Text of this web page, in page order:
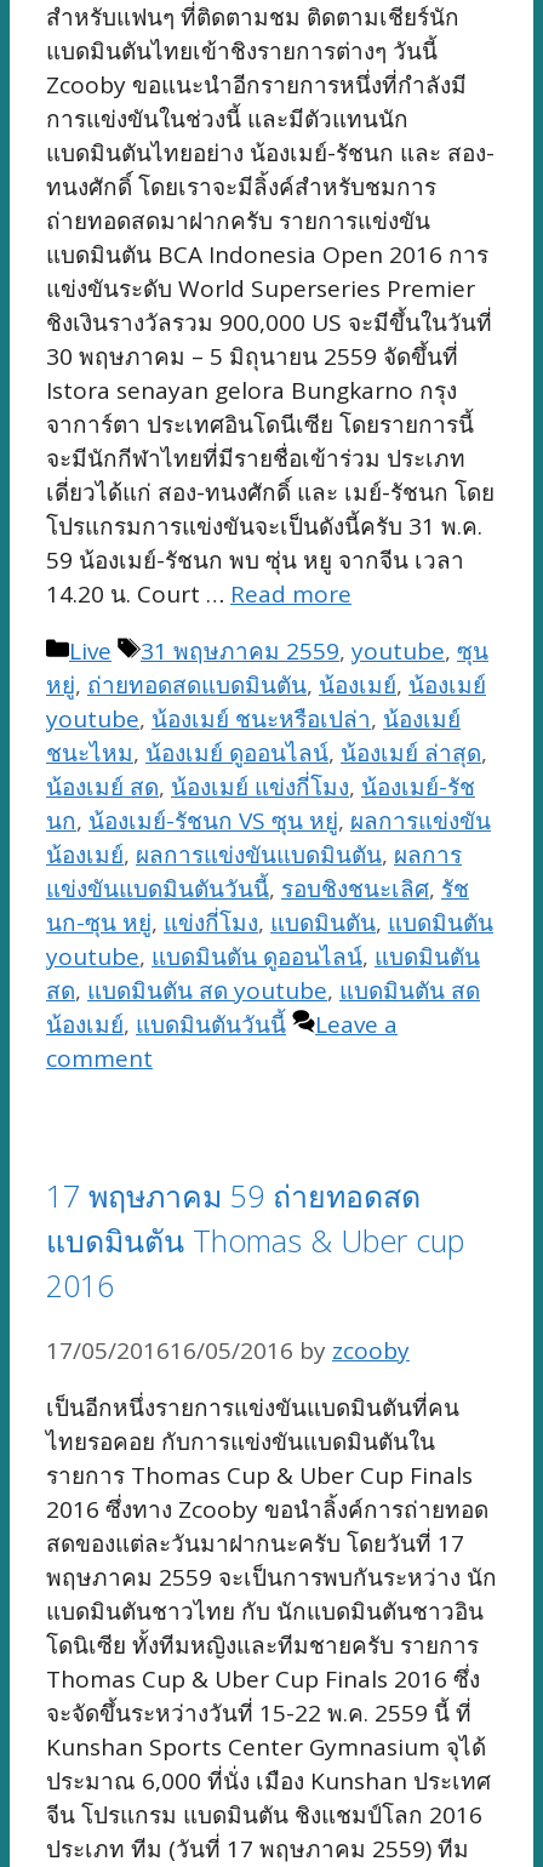
สำหรับแฟนๆ ที่ติดตามชม ติดตามเชียร์นัก
แบดมินตันไทยเข้าชิงรายการต่างๆ วันนี้
Zcooby ขอแนะนำอีกรายการหนึ่งที่กำลังมี
การแข่งขันในช่วงนี้ และมีตัวแทนนัก
แบดมินตันไทยอย่าง น้องเมย์-รัชนก และ สอง-
ทนงศักดิ์ โดยเราจะมีลิ้งค์สำหรับชมการ
ถ่ายทอดสดมาฝากครับ รายการแข่งขัน
แบดมินตัน BCA Indonesia Open 2016 การ
แข่งขันระดับ World Superseries Premier
ชิงเงินรางวัลรวม 900,000 US จะมีขึ้นในวันที่
30 พฤษภาคม – 5 มิถุนายน 2559 จัดขึ้นที่
Istora senayan gelora Bungkarno กรุง
จาการ์ตา ประเทศอินโดนีเซีย โดยรายการนี้
จะมีนักกีฬาไทยที่มีรายชื่อเข้าร่วม ประเภท
เดี่ยวได้แก่ สอง-ทนงศักดิ์ และ เมย์-รัชนก โดย
โปรแกรมการแข่งขันจะเป็นดังนี้ครับ 31 พ.ค.
59 น้องเมย์-รัชนก พบ ซุ่น หยู จากจีน เวลา
14.20 น. Court … Read more
Categories
Live Tags
31 พฤษภาคม 2559, youtube, ซุน
หยู่, ถ่ายทอดสดแบดมินตัน, น้องเมย์, น้องเมย์
youtube, น้องเมย์ ชนะหรือเปล่า, น้องเมย์
ชนะไหม, น้องเมย์ ดูออนไลน์, น้องเมย์ ล่าสุด,
น้องเมย์ สด, น้องเมย์ แข่งกี่โมง, น้องเมย์-รัช
นก, น้องเมย์-รัชนก VS ซุน หยู่, ผลการแข่งขัน
น้องเมย์, ผลการแข่งขันแบดมินตัน, ผลการ
แข่งขันแบดมินตันวันนี้, รอบชิงชนะเลิศ, รัช
นก-ซุน หยู่, แข่งกี่โมง, แบดมินตัน, แบดมินตัน
youtube, แบดมินตัน ดูออนไลน์, แบดมินตัน
สด, แบดมินตัน สด youtube, แบดมินตัน สด
น้องเมย์, แบดมินตันวันนี้
Leave a
comment
17 พฤษภาคม 59 ถ่ายทอดสด
แบดมินตัน Thomas & Uber cup
2016
17/05/201616/05/2016 by zcooby
เป็นอีกหนึ่งรายการแข่งขันแบดมินตันที่คน
ไทยรอคอย กับการแข่งขันแบดมินตันใน
รายการ Thomas Cup & Uber Cup Finals
2016 ซึ่งทาง Zcooby ขอนำลิ้งค์การถ่ายทอด
สดของแต่ละวันมาฝากนะครับ โดยวันที่ 17
พฤษภาคม 2559 จะเป็นการพบกันระหว่าง นัก
แบดมินตันชาวไทย กับ นักแบดมินตันชาวอิน
โดนิเซีย ทั้งทีมหญิงและทีมชายครับ รายการ
Thomas Cup & Uber Cup Finals 2016 ซึ่ง
จะจัดขึ้นระหว่างวันที่ 15-22 พ.ค. 2559 นี้ ที่
Kunshan Sports Center Gymnasium จุได้
ประมาณ 6,000 ที่นั่ง เมือง Kunshan ประเทศ
จีน โปรแกรม แบดมินตัน ชิงแชมป์โลก 2016
ประเภท ทีม (วันที่ 17 พฤษภาคม 2559) ทีม